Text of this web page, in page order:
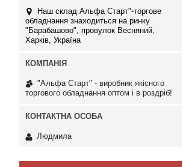
Наш склад Альфа Старт"-торгове
обладнання знаходиться на ринку
"Барабашово", провулок Весняний,
Харків, Україна
"Альфа Старт" - виробник якісного
торгового обладнання оптом і в роздріб!
Людмила